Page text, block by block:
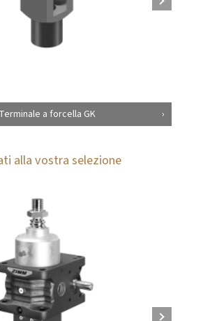
Terminale a forcella GK
alla vostra selezione